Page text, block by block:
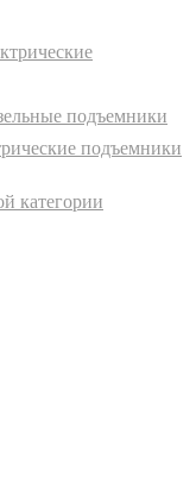
подъемники
подъемники
категории